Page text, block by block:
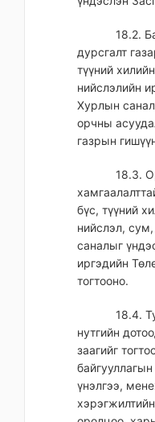
18.2.
дурсгалт
түүний
нийслэлийн
Хурлын
орчны
газрын
18.3.
бүс, түүний
нийслэл,
саналыг
иргэдийн
тогтооно.
18.4.
нутгийн
заагийг
байгууллагын
үнэлгээ,